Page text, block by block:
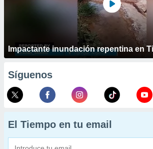
Impactante inundación repentina en
Síguenos
El Tiempo en tu email